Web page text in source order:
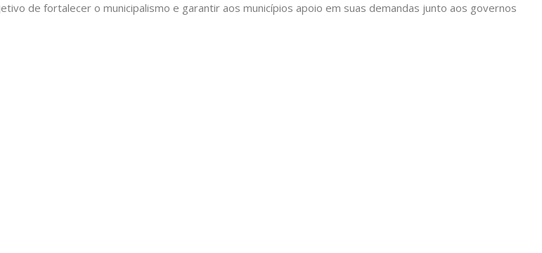
de fortalecer o municipalismo e garantir aos municípios apoio em suas demandas junto aos governos